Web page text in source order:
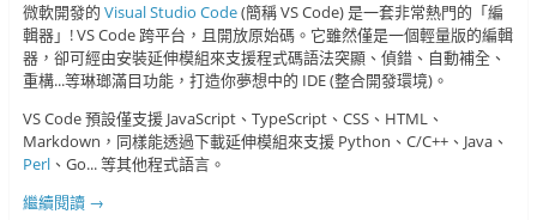
微軟開發的 Visual Studio Code(簡稱 VS Code) 是一套非常熱門的「編
輯器」! VS Code 跨平台，且開放原始碼。它雖然僅是一個輕量版的編輯
器，卻可經由安裝延伸模組來支援程式碼語法突顯、偵錯、自動補全、
重構...等琳瑯滿目功能，打造你夢想中的 IDE (整合開發環境)。
VS Code 預設僅支援 JavaScript、TypeScript、CSS、HTML、
Markdown，同樣能透過下載延伸模組來支援 Python、C/C++、Java、
Perl、Go... 等其他程式語言。
繼續閱讀 →